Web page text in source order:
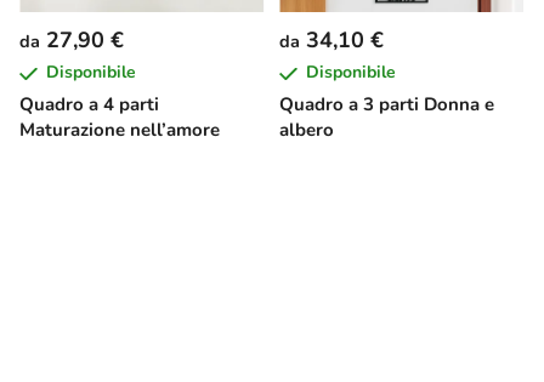
Quadro a 4 parti
Maturazione nell’amore
da 27,90 €
Disponibile
Quadro a 3 parti Donna e
albero
da 34,10 €
Disponibile